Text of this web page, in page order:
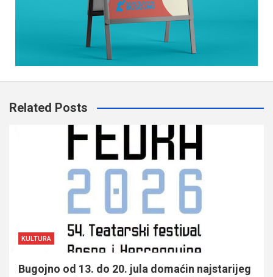
Related Posts
KULTURA
Bugojno od 13. do 20. jula domaćin najstarijeg